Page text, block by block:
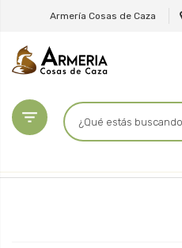
Armería Cosas de Caza
